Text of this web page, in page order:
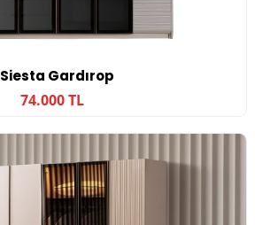
Siesta Gardırop
74.000 TL